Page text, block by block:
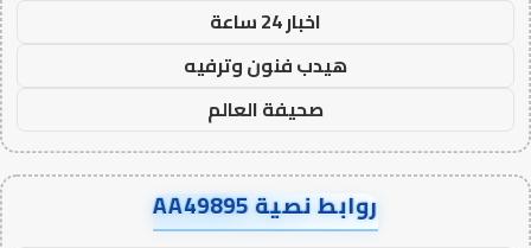
اخبار 24 ساعة
هيدب فنون وترفيه
صحيفة العالم
روابط نصية AA49895